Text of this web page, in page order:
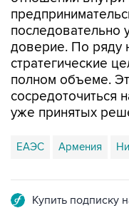
последовательно
доверие. По ряду
стратегические
полном объеме.
сосредоточиться
уже принятых
ЕАЭС Армения
Купить подписку